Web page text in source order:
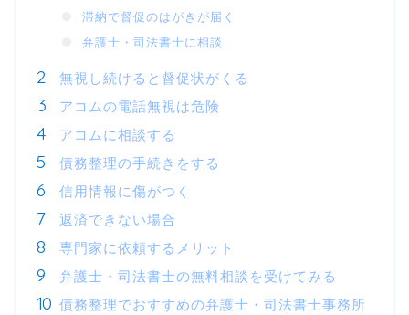
滞納で督促のはがきが届く
弁護士・司法書士に相談
無視し続けると督促状がくる
アコムの電話無視は危険
アコムに相談する
債務整理の手続きをする
信用情報に傷がつく
返済できない場合
専門家に依頼するメリット
弁護士・司法書士の無料相談を受けてみる
債務整理でおすすめの弁護士・司法書士事務所